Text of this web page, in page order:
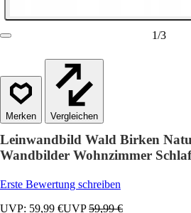
1/3
Vergleichen
Leinwandbild Wald Birken
Wandbilder Wohnzimmer
Erste Bewertung schreiben
UVP: 59,99 €UVP59,99 €